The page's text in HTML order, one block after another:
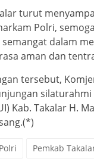
turut
Polri,
dalam
aman dan
tersebut,
Kab. Takalar H.
Pemkab